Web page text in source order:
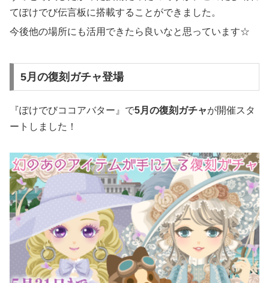
てぽけでび伝言板に搭載することができました。
今後他の場所にも活用できたら良いなと思っています☆
5月の復刻ガチャ登場
『ぽけでびココアバター』で5月の復刻ガチャが開催スタ
ートしました！